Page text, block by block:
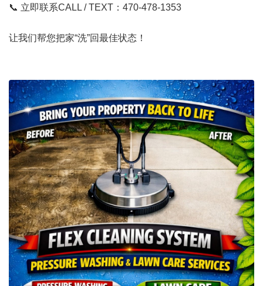
📞 立即联系CALL / TEXT：470‑478‑1353
让我们帮您把家“洗”回最佳状态！